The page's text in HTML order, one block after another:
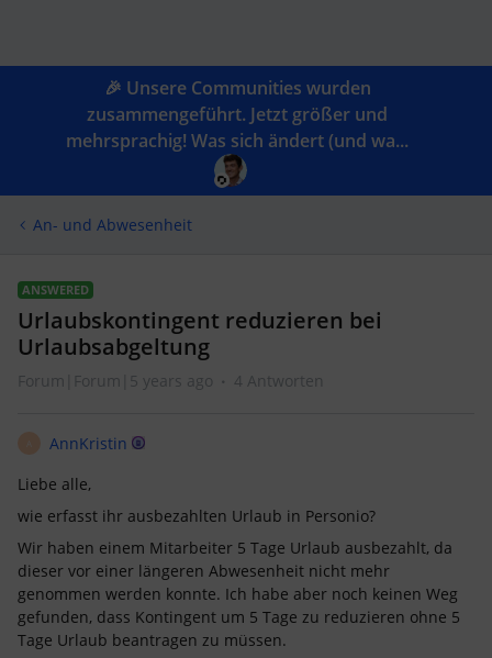
🎉 Unsere Communities wurden
zusammengeführt. Jetzt größer und
mehrsprachig! Was sich ändert (und wa...
An- und Abwesenheit
ANSWERED
Urlaubskontingent reduzieren bei
Urlaubsabgeltung
Forum|Forum|5 years ago 4 Antworten
AnnKristin
Liebe alle,
wie erfasst ihr ausbezahlten Urlaub in Personio?
Wir haben einem Mitarbeiter 5 Tage Urlaub ausbezahlt, da
dieser vor einer längeren Abwesenheit nicht mehr
genommen werden konnte. Ich habe aber noch keinen Weg
gefunden, dass Kontingent um 5 Tage zu reduzieren ohne 5
Tage Urlaub beantragen zu müssen.